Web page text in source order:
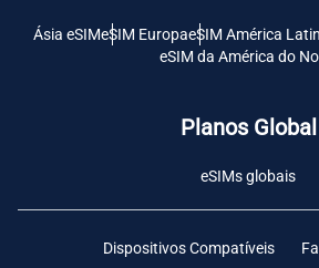
Ásia eSIMeSIM EuropaeSIM América
eSIM da América do
Planos Global
eSIMs globais
Dispositivos Compatíveis